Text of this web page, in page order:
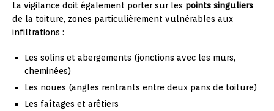
La vigilance doit également porter sur les points singuliers
de la toiture, zones particulièrement vulnérables aux
infiltrations :
Les solins et abergements (jonctions avec les murs,
cheminées)
Les noues (angles rentrants entre deux pans de toiture)
Les faîtages et arêtiers